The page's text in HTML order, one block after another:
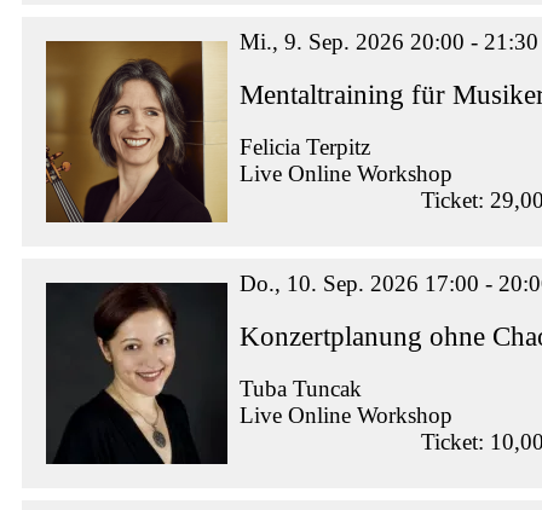
Mi., 9. Sep. 2026 20:00 - 21:30
Mentaltraining für
Felicia Terpitz
Live Online Workshop
Ticket:
Do., 10. Sep. 2026 17:00 -
Konzertplanung ohne
Tuba Tuncak
Live Online Workshop
Ticket: